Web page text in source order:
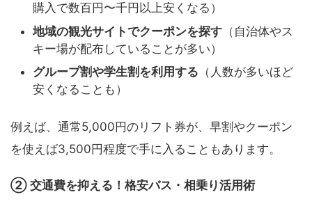
購入で数百円〜千円以上安くなる）
地域の観光サイトでクーポンを探す （自治体やス
キー場が配布していることが多い）
グループ割や学生割を利用する （人数が多いほど
安くなることも）
例えば、通常5,000円のリフト券が、早割やクーポン
を使えば3,500円程度で手に入ることもあります。
② 交通費を抑える！格安バス・相乗り活用術